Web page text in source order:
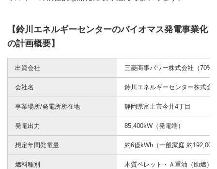
【鈴川エネルギーセンターのバイオマス発電事業化
の計画概要】
出資会社 三菱商事パワー株式会社（70%
会社名 鈴川エネルギーセンター株式会
事業場所/発電所所在地 静岡県富士市今井4丁目
発電出力 85,400kW（発電端）
想定年間発電量 約6億kWh（一般家庭 約
燃料種別 木質ペレット・Ａ重油（助燃）